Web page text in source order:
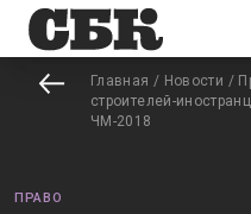
Главная / Новости /
строителей-
ЧМ-2018
ПРАВО